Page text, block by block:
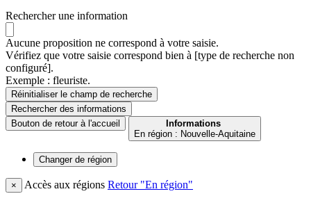
Rechercher une information
Aucune proposition ne correspond à votre saisie.
Vérifiez que votre saisie correspond bien à [type de recherche non
configuré].
Exemple : fleuriste.
Réinitialiser le champ de recherche
Rechercherdes informations
Bouton de retour à l'accueil
Informations
En région : Nouvelle-Aquitaine
Changer de région
× Accès aux régions Retour "En région"